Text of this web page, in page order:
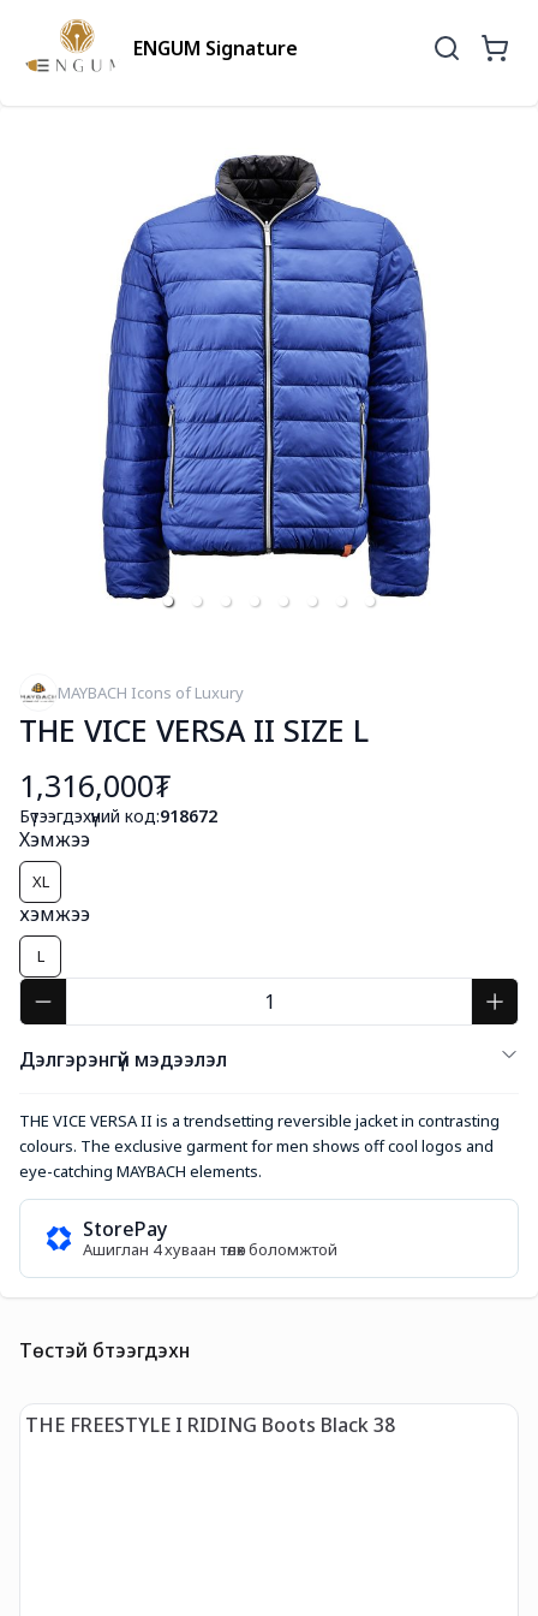
ENGUM Signature
MAYBACH Icons of Luxury
THE VICE VERSA II SIZE L
1,316,000₮
Бүтээгдэхүүний код:918672
Хэмжээ
XL
хэмжээ
L
Дэлгэрэнгүй мэдээлэл
THE VICE VERSA II is a trendsetting reversible jacket in contrasting
colours. The exclusive garment for men shows off cool logos and
eye-catching MAYBACH elements.
StorePay
Ашиглан 4 хуваан төлөх боломжтой
Төстэй бүтээгдэхүүн
THE FREESTYLE I RIDING Boots Black 38